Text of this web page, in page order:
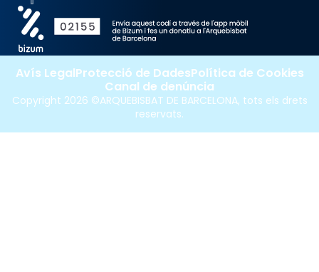
Copyright 2026 ©ARQUEBISBAT DE BARCELONA, tots els drets
reservats.
Avís LegalProtecció de DadesPolítica de Cookies
Canal de denúncia